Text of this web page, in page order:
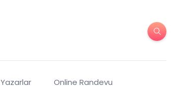
Yazarlar Online Randevu